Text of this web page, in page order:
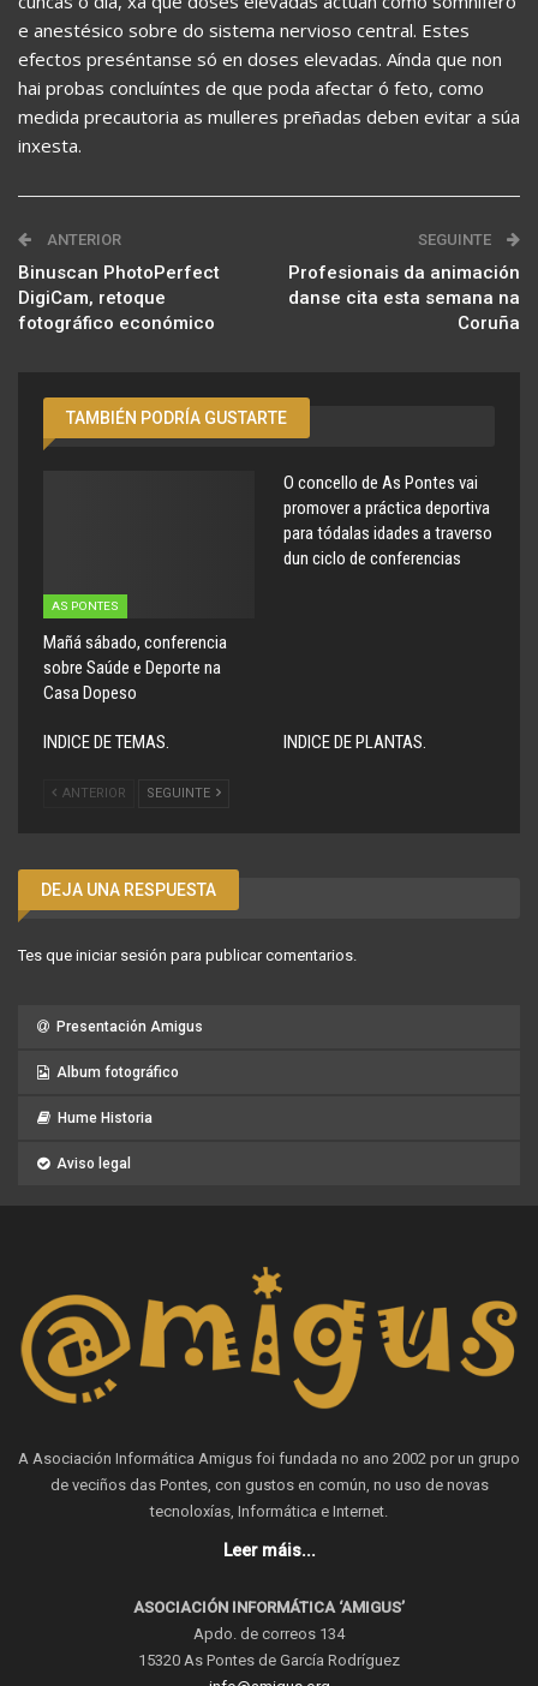
e anestésico sobre do sistema nervioso central. Estes
efectos preséntanse só en doses elevadas. Aínda que non
hai probas concluíntes de que poda afectar ó feto, como
medida precautoria as mulleres preñadas deben evitar a súa
inxesta.
ANTERIOR
Binuscan PhotoPerfect
DigiCam, retoque
fotográfico económico
SEGUINTE
Profesionais da animación
danse cita esta semana na
Coruña
TAMBIÉN PODRÍA GUSTARTE
AS PONTES
Mañá sábado, conferencia
sobre Saúde e Deporte na
Casa Dopeso
O concello de As Pontes vai
promover a práctica deportiva
para tódalas idades a traverso
dun ciclo de conferencias
INDICE DE TEMAS. INDICE DE PLANTAS.
ANTERIOR SEGUINTE
DEJA UNA RESPUESTA
Tes que iniciar sesión para publicar comentarios.
Presentación Amigus
Album fotográfico
Hume Historia
Aviso legal
A Asociación Informática Amigus foi fundada no ano 2002 por un grupo
de veciños das Pontes, con gustos en común, no uso de novas
tecnoloxías, Informática e Internet.
Leer máis...
ASOCIACIÓN INFORMÁTICA ‘AMIGUS’
Apdo. de correos 134
15320 As Pontes de García Rodríguez